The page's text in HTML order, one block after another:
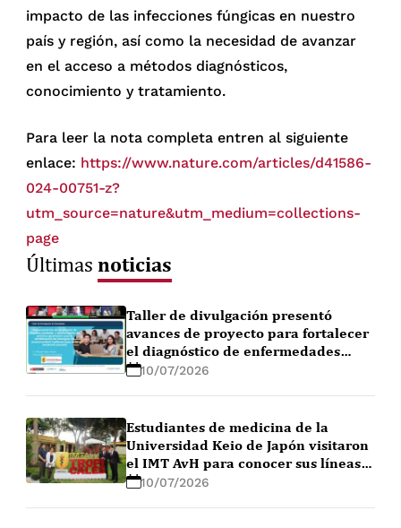
impacto de las infecciones fúngicas en nuestro
país y región, así como la necesidad de avanzar
en el acceso a métodos diagnósticos,
conocimiento y tratamiento.
Para leer la nota completa entren al siguiente
enlace: https://www.nature.com/articles/d41586-
024-00751-z?
utm_source=nature&utm_medium=collections-
page
Últimasnoticias
Taller de divulgación presentó
avances de proyecto para fortalecer
el diagnóstico de enfermedades
febriles en la Amazonía peruana
10/07/2026
Estudiantes de medicina de la
Universidad Keio de Japón visitaron
el IMT AvH para conocer sus líneas
de investigación
10/07/2026